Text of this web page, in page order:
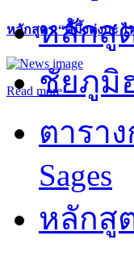
หลักสูตร “คี้มึ้งตุ่งกะ
Read more
หลักสู
ชัยภูมิ
ตารา
Sages
หลักสู